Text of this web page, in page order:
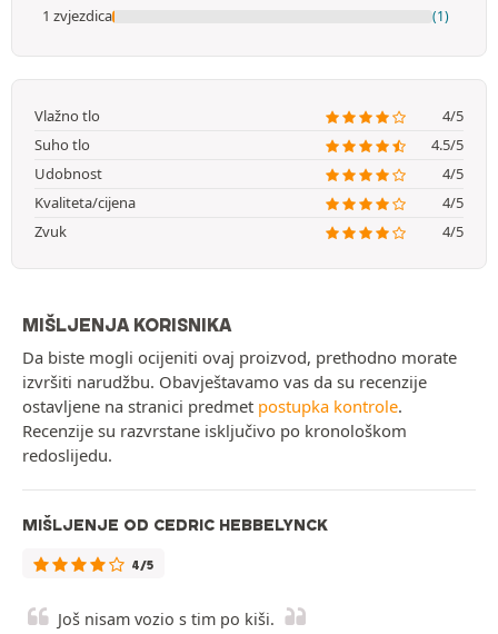
1 zvjezdica (1)
Vlažno tlo
4/5
Suho tlo
4.5/5
Udobnost
4/5
Kvaliteta/cijena
4/5
Zvuk
4/5
MIŠLJENJA KORISNIKA
Da biste mogli ocijeniti ovaj proizvod, prethodno morate
izvršiti narudžbu. Obavještavamo vas da su recenzije
ostavljene na stranici predmet postupka kontrole.
Recenzije su razvrstane isključivo po kronološkom
redoslijedu.
MIŠLJENJE OD CEDRIC HEBBELYNCK
4/5
Još nisam vozio s tim po kiši.